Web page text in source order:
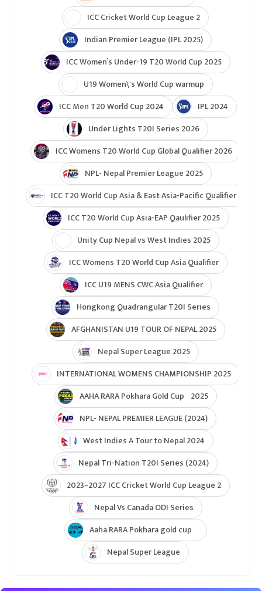
ICC Cricket World Cup League 2
Indian Premier League (IPL 2025)
ICC Women’s Under-19 T20 World Cup 2025
U19 Women\'s World Cup warmup
ICC Men T20 World Cup 2024
IPL 2024
Under Lights T20I Series 2026
ICC Womens T20 World Cup Global Qualifier 2026
NPL- Nepal Premier League 2025
ICC T20 World Cup Asia & East Asia-Pacific Qualifier
ICC T20 World Cup Asia-EAP Qaulifier 2025
Unity Cup Nepal vs West Indies 2025
ICC Womens T20 World Cup Asia Qualifier
ICC U19 MENS CWC Asia Qualifier
Hongkong Quadrangular T20I Series
AFGHANISTAN U19 TOUR OF NEPAL 2025
Nepal Super League 2025
INTERNATIONAL WOMENS CHAMPIONSHIP 2025
AAHA RARA Pokhara Gold Cup 2025
NPL- NEPAL PREMIER LEAGUE (2024)
West Indies A Tour to Nepal 2024
Nepal Tri-Nation T20I Series (2024)
2023–2027 ICC Cricket World Cup League 2
Nepal Vs Canada ODI Series
Aaha RARA Pokhara gold cup
Nepal Super League